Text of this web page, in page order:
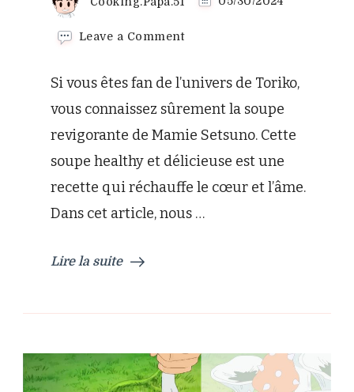
Leave a Commenton
soupe
revigorante
Mamie
dans
Toriko
Si vous êtes fan de l’univers de Toriko,
vous connaissez sûrement la soupe
revigorante de Mamie Setsuno. Cette
soupe healthy et délicieuse est une
recette qui réchauffe le cœur et l’âme.
Dans cet article, nous …
Lire la suite